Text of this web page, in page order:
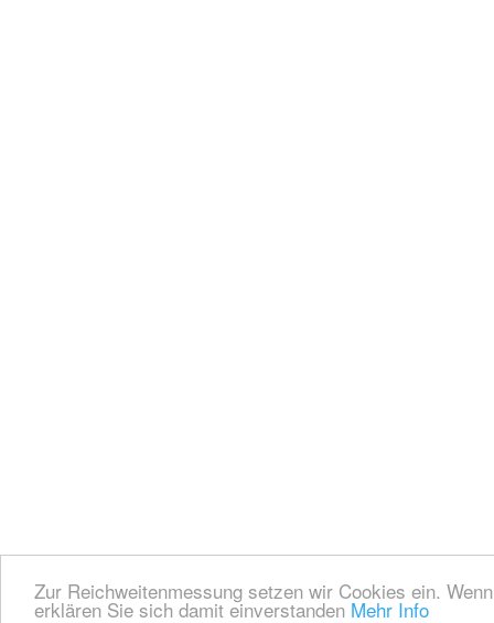
Zur Reichweitenmessung setzen wir Cookies ein.
erklären Sie sich damit einverstanden Mehr Info